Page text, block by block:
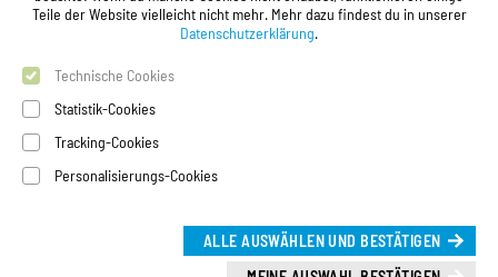
Teile der Website vielleicht nicht mehr. Mehr dazu findest du in unserer
Datenschutzerklärung.
Technische Cookies
Statistik-Cookies
Tracking-Cookies
Personalisierungs-Cookies
ALLE AUSWÄHLEN UND BESTÄTIGEN
Xylanderstraße 17
76829 Landau in der Pfalz
Telefon:+49 6341 9179 0
Telefax: +49 6341 9179 16
E-Mail:
info@stw-vp.de
Folgt uns auf